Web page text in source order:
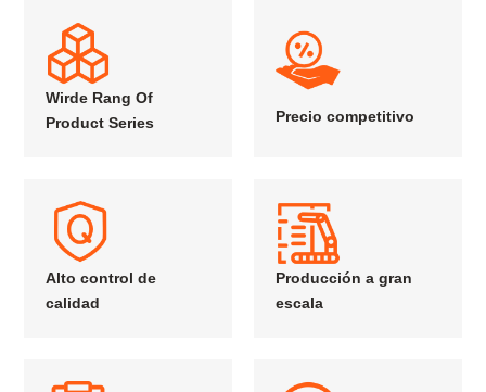
Wirde Rang Of
Product Series
Precio competitivo
Alto control de
calidad
Producción a gran
escala